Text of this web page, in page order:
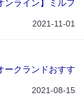
ンライン】ミルフ
2021-11-01
ークランドおすす
2021-08-15